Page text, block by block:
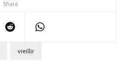
Share
vieillir